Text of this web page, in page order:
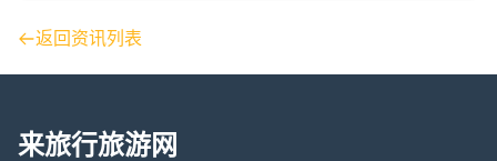
返回资讯列表
来旅行旅游网